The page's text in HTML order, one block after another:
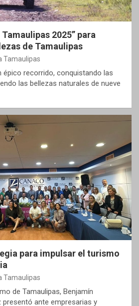
2025” para
de Tamaulipas
Tamaulipas
épico recorrido, conquistando las
las bellezas naturales de nueve
para impulsar el turismo
Tamaulipas
de Tamaulipas, Benjamín
presentó ante empresarias y